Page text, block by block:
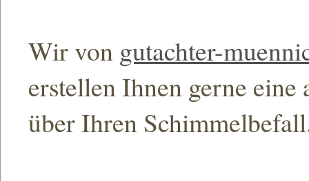
Wir von gutachter-
erstellen Ihnen gerne
über Ihren